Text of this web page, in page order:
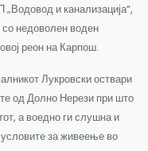
и канализација“,
недоволен воден
реон на Карпош.
Лукровски оствари
од Долно Нерези при што
а воедно ги слушна и
за живеење во